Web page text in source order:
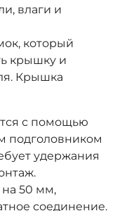
влаги и
который
крышку и
Крышка
с помощью
подголовником
удержания
на 50 мм,
соединение.